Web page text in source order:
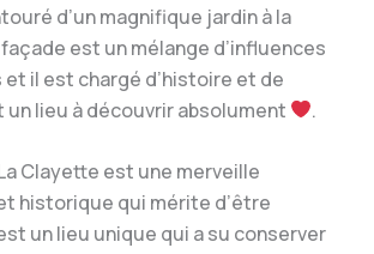
d’un magnifique jardin à la
est un mélange d’influences
il est chargé d’histoire et de
un lieu à découvrir absolument
.
Clayette est une merveille
historique qui mérite d’être
un lieu unique qui a su conserver